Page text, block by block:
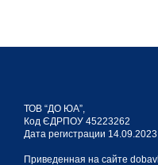
ТОВ “ДО ЮА”,
Код ЄДРПОУ 45223262
Дата регистрации 14.09.2023
Приведенная на сайте